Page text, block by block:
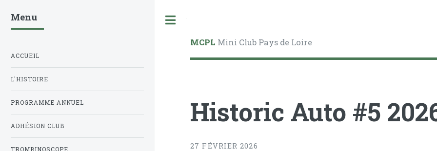
MCPL Mini Club Pays de Loire
Historic Auto #5
27 FÉVRIER 2026
Menu
ACCUEIL
L'HISTOIRE
PROGRAMME ANNUEL
ADHÉSION CLUB
TROMBINOSCOPE